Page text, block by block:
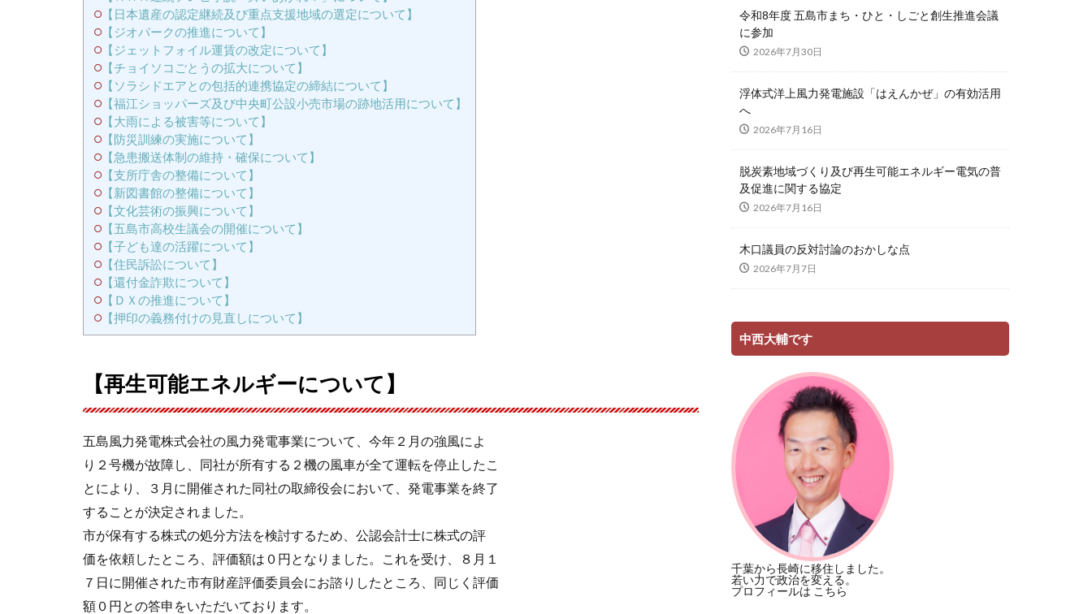
【日本遺産の認定継続及び重点支援地域の選定について】
【ジオパークの推進について】
【ジェットフォイル運賃の改定について】
【チョイソコごとうの拡大について】
【ソラシドエアとの包括的連携協定の締結について】
【福江ショッパーズ及び中央町公設小売市場の跡地活用について】
【大雨による被害等について】
【防災訓練の実施について】
【急患搬送体制の維持・確保について】
【支所庁舎の整備について】
【新図書館の整備について】
【文化芸術の振興について】
【五島市高校生議会の開催について】
【子ども達の活躍について】
【住民訴訟について】
【還付金詐欺について】
【ＤＸの推進について】
【押印の義務付けの見直しについて】
【再生可能エネルギーについて】
五島風力発電株式会社の風力発電事業について、今年２月の強風によ
り２号機が故障し、同社が所有する２機の風車が全て運転を停止したこ
とにより、３月に開催された同社の取締役会において、発電事業を終了
することが決定されました。
市が保有する株式の処分方法を検討するため、公認会計士に株式の評
価を依頼したところ、評価額は０円となりました。これを受け、８月１
７日に開催された市有財産評価委員会にお諮りしたところ、同じく評価
額０円との答申をいただいております。
令和8年度 五島市まち・ひと・しごと創生推進会議
に参加
2026年7月30日
浮体式洋上風力発電施設「はえんかぜ」の有効活用
へ
2026年7月16日
脱炭素地域づくり及び再生可能エネルギー電気の普
及促進に関する協定
2026年7月16日
木口議員の反対討論のおかしな点
2026年7月7日
中西大輔です
千葉から長崎に移住しました。
若い力で政治を変える。
プロフィールは こちら